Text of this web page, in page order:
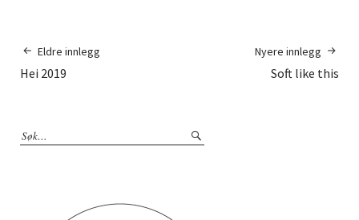
Eldre innlegg
Hei 2019
Nyere innlegg
Soft like this